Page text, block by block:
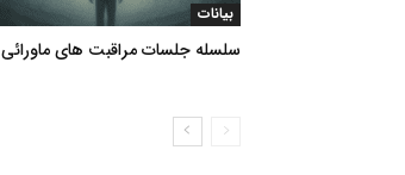
بیانات
سلسله جلسات مراقبت های ماورائی